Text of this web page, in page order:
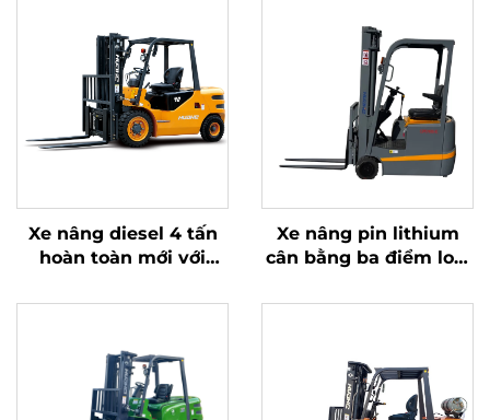
Xe nâng diesel 4 tấn
hoàn toàn mới với
Bản chất lượng cao
Xe nâng pin lithium
cân bằng ba điểm loại
Trung Quốc, giá cả